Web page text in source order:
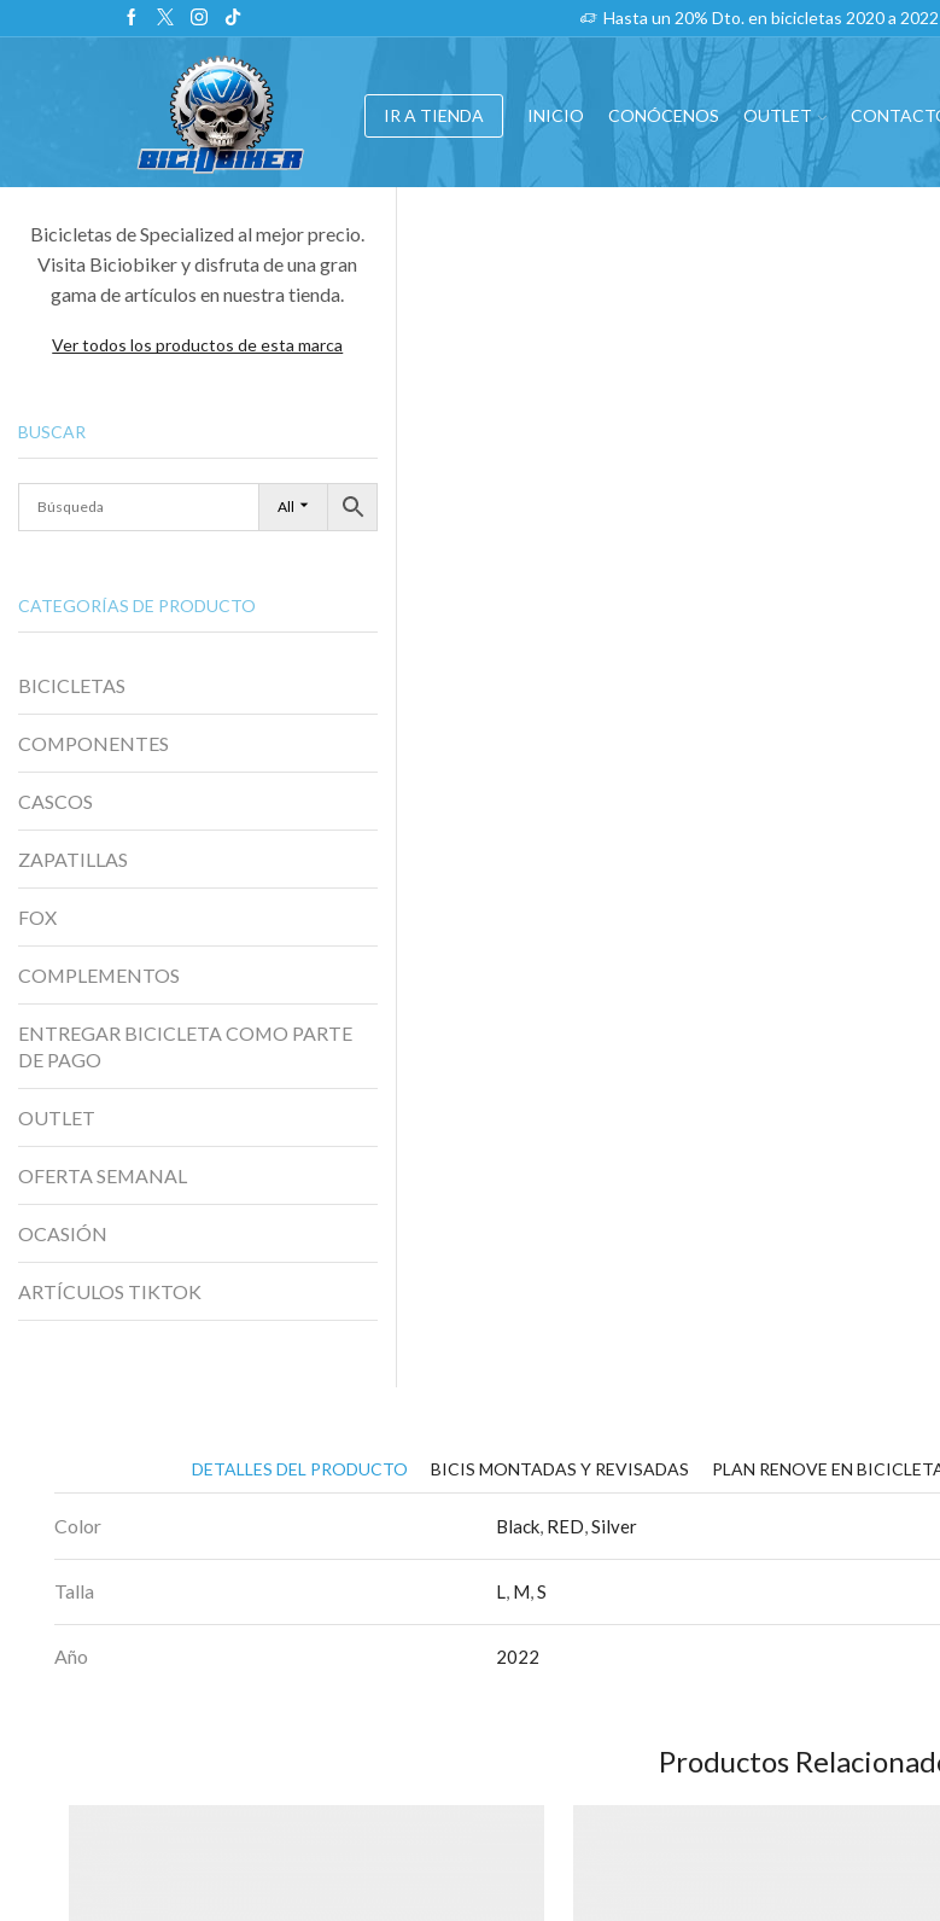
Hasta un 20% Dto. en bicicletas 2020 a 2022
IR A TIENDA INICIO CONÓCENOS OUTLET
Bicicletas de Specialized al mejor precio.
Visita Biciobiker y disfruta de una gran
gama de artículos en nuestra tienda.
Ver todos los productos de esta marca
BUSCAR
All
CATEGORÍAS DE PRODUCTO
BICICLETAS
COMPONENTES
CASCOS
ZAPATILLAS
FOX
COMPLEMENTOS
ENTREGAR BICICLETA COMO PARTE
DE PAGO
OUTLET
OFERTA SEMANAL
OCASIÓN
ARTÍCULOS TIKTOK
DETALLES DEL PRODUCTO BICIS MONTADAS Y REVISADAS PLAN RENOVE EN
Color Black, RED,Silver
Talla L, M,S
Año 2022
Productos